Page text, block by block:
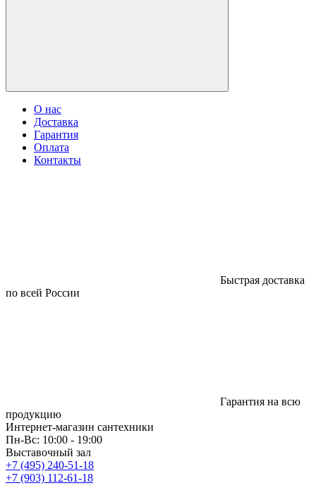
О нас
Доставка
Гарантия
Оплата
Контакты
Быстрая доставка
по всей России
Гарантия на всю
продукцию
Интернет-магазин сантехники
Пн-Вс: 10:00 - 19:00
Выставочный зал
+7 (495) 240-51-18
+7 (903) 112-61-18